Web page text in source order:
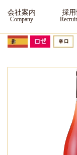
会社案内 採